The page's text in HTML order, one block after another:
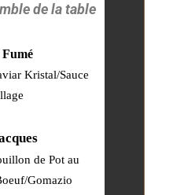
de la table
Kristal/Sauce
de Pot au
Gomazio